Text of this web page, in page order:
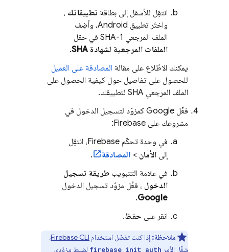
انتقِل للأسفل إلى بطاقة تطبيقاتك ،
واختَر تطبيق Android، وأضِف
الملف المرجعي SHA-1 في حقل
الملفات المرجعية لشهادة SHA
.
يمكنك الاطّلاع على مقالة المصادقة على العميل
للحصول على تفاصيل حول كيفية الحصول على
الملف المرجعي SHA لتطبيقك.
فعِّل Google كمزوّد لتسجيل الدخول في
مشروعك على Firebase:
في وحدة تحكّم Firebase، انتقِل
إلى الأمان > المصادقة
.
في علامة التتبويب طريقة تسجيل
الدخول ، فعِّل مزوّد تسجيل الدخول
Google
.
انقر على حفظ.
ملاحظة: إذا كنت تفضّل استخدام Firebase CLI
،
شغِّل الأمر firebase init auth لضبط مزوّدي